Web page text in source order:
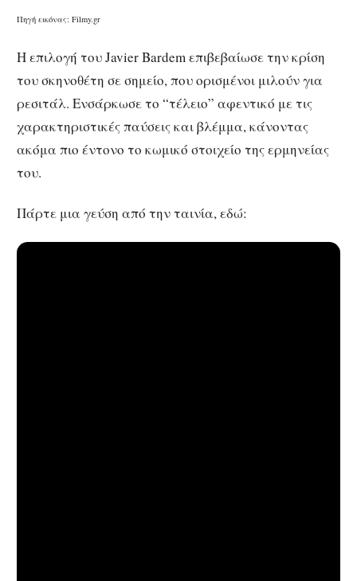
Πηγή εικόνας: Filmy.gr
Η επιλογή του Javier Bardem επιβεβαίωσε την κρίση
του σκηνοθέτη σε σημείο, που ορισμένοι μιλούν για
ρεσιτάλ. Ενσάρκωσε το “τέλειο” αφεντικό με τις
χαρακτηριστικές παύσεις και βλέμμα, κάνοντας
ακόμα πιο έντονο το κωμικό στοιχείο της ερμηνείας
του.
Πάρτε μια γεύση από την ταινία, εδώ: